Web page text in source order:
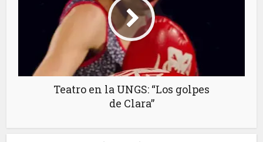
Teatro en la UNGS: “Los golpes
de Clara”